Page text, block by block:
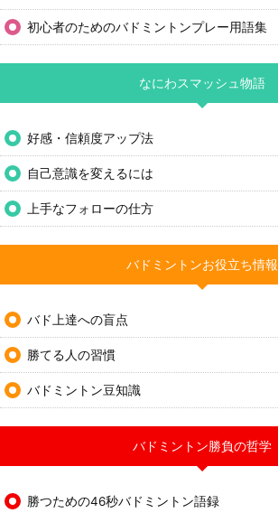
初心者のためのバドミントンプレー用語集
なにわスマッシュ物語
好感・信頼度アップ法
自己意識を変えるには
上手なフォローの仕方
バドミントンお役立ち情報
バド上達への盲点
勝てる人の習慣
バドミントン豆知識
バドミントン勝負の哲学
勝つための46秒バドミントン語録